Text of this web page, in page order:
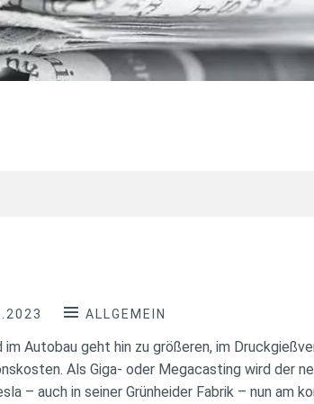
ALLGEMEIN
im Autobau geht hin zu größeren, im
Als Giga- oder Megacasting wird der
– auch in seiner Grünheider Fabrik – nun am